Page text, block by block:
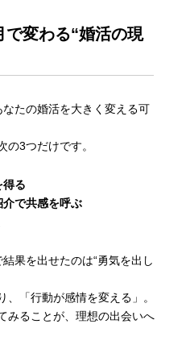
で変わる“婚活の現
たの婚活を大きく変える可
の3つだけです。
る
で共感を呼ぶ
果を出せたのは“勇気を出し
「行動が感情を変える」。
みることが、理想の出会いへ